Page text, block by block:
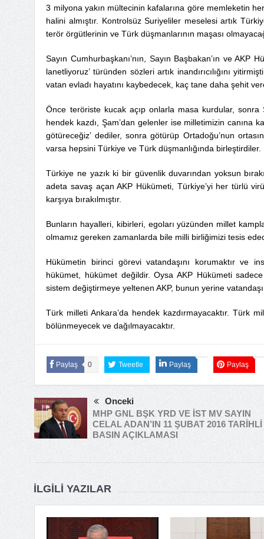
3 milyona yakın mültecinin kafalarına göre memleketin
halini almıştır. Kontrolsüz Suriyeliler meselesi artık
terör örgütlerinin ve Türk düşmanlarının maşası
Sayın Cumhurbaşkanı’nın, Sayın Başbakan’ın ve AKP
lanetliyoruz’ türünden sözleri artık inandırıcılığını
vatan evladı hayatını kaybedecek, kaç tane daha şehit
Önce teröriste kucak açıp onlarla masa kurdular, sonra
hendek kazdı, Şam’dan gelenler ise milletimizin canına
götüreceğiz’ dediler, sonra götürüp Ortadoğu’nun
varsa hepsini Türkiye ve Türk düşmanlığında birleştirdiler.
Türkiye ne yazık ki bir güvenlik duvarından yoksun
adeta savaş açan AKP Hükümeti, Türkiye’yi her türlü
karşıya bırakılmıştır.
Bunların hayalleri, kibirleri, egoları yüzünden millet
olmamız gereken zamanlarda bile milli birliğimizi tesis
Hükümetin birinci görevi vatandaşını korumaktır ve
hükümet, hükümet değildir. Oysa AKP Hükümeti
sistem değiştirmeye yeltenen AKP, bunun yerine
Türk milleti Ankara’da hendek kazdırmayacaktır. Türk
bölünmeyecek ve dağılmayacaktır.
Paylaş 0 Tweetle Paylaş Paylaş
Önceki
MHP GNL BŞK YRD VE İST MV SAYIN
CELAL ADAN’IN 11 ŞUBAT 2016 TARİHLİ
BASIN AÇIKLAMASI
İLGILI YAZILAR